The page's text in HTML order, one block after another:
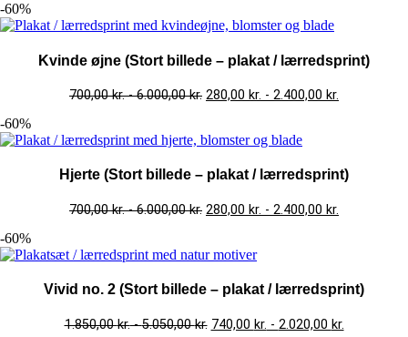
-60%
Kvinde øjne (Stort billede – plakat / lærredsprint)
700,00kr.-6.000,00kr. 280,00 kr. - 2.400,00 kr.
-60%
Hjerte (Stort billede – plakat / lærredsprint)
700,00kr.-6.000,00kr. 280,00 kr. - 2.400,00 kr.
-60%
Vivid no. 2 (Stort billede – plakat / lærredsprint)
1.850,00kr.-5.050,00kr. 740,00 kr. - 2.020,00 kr.